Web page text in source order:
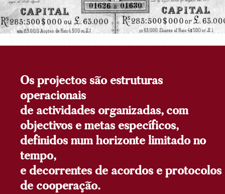
Os projectos são estruturas
operacionais
de actividades organizadas, com
objectivos e metas específicos,
definidos num horizonte limitado no
tempo,
e decorrentes de acordos e protocolos
de cooperação.